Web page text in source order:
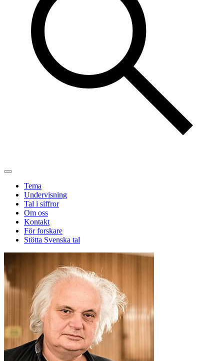
Tema
Undervisning
Tal i siffror
Om oss
Kontakt
För forskare
Stötta Svenska tal